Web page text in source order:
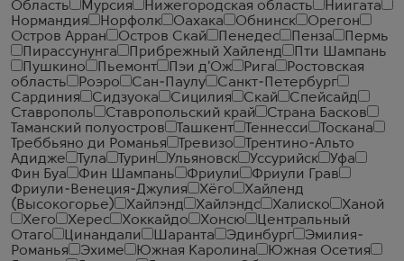
Область
Мурсия Нижегородская область
Ниигата
Нормандия
Норфолк Оахака Обнинск
Орегон
Остров Арран
Остров Скай Пенедес Пенза
Пермь
Пирассунунга
Прибрежный Хайленд
Пти Шампань
Пушкино
Пьемонт Пэи д'Ож Рига
Ростовская
область
Роэро Сан-Паулу
Санкт-Петербург
Сардиния
Сидзуока Сицилия Скай
Спейсайд
Ставрополь
Ставропольский край
Страна Басков
Таманский полуостров
Ташкент Теннесси
Тоскана
Треббьяно ди Романья
Тревизо
Трентино-Альто
Адидже
Тула Турин Ульяновск Уссурийск
Уфа
Фин Буа
Фин Шампань Фриули
Фриули Грав
Фриули-Венеция-Джулия
Хёго
Хайленд
(Высокогорье)
Хайлэнд Хайлэндс Халиско
Ханой
Хего
Херес Хоккайдо Хонсю
Центральный
Отаго
Цинандали Шаранта Эдинбург
Эмилия-
Романья
Эхиме Южная Каролина
Южная Осетия